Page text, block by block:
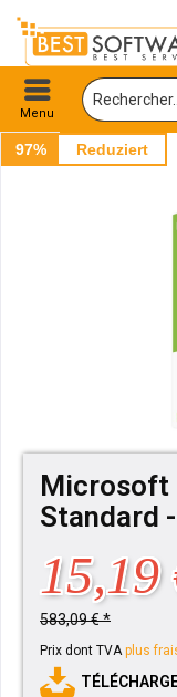
Menu
97% Reduziert
Microsoft
Standard
583,09 € *
Prix dont TVAplus